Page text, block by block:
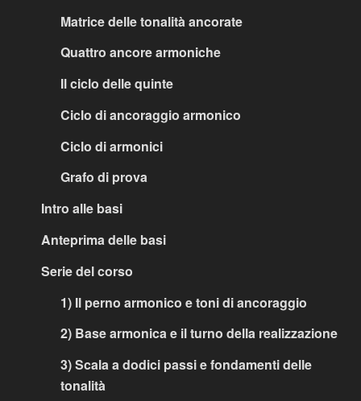
Matrice delle tonalità ancorate
Quattro ancore armoniche
Il ciclo delle quinte
Ciclo di ancoraggio armonico
Ciclo di armonici
Grafo di prova
Intro alle basi
Anteprima delle basi
Serie del corso
1) Il perno armonico e toni di ancoraggio
2) Base armonica e il turno della realizzazione
3) Scala a dodici passi e fondamenti delle
tonalità